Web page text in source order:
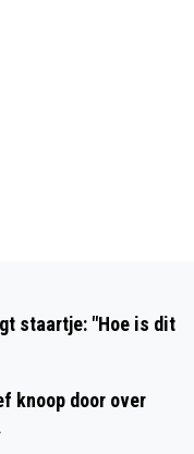
staartje: "Hoe is dit
knoop door over